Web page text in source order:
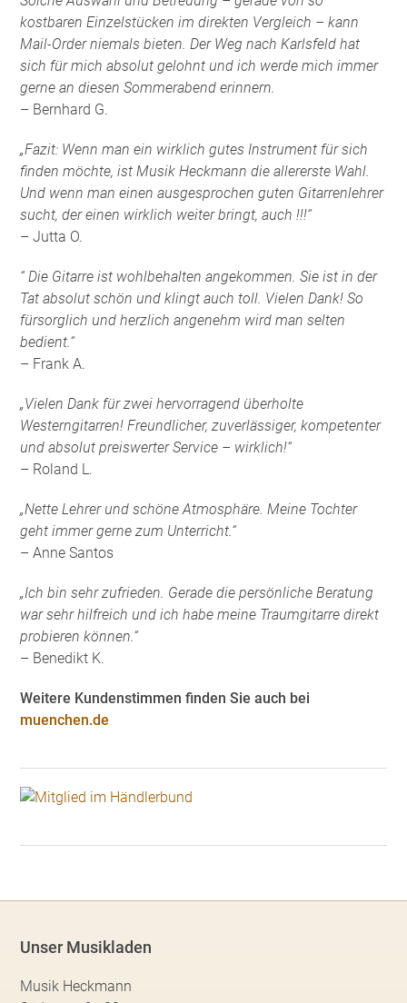
kostbaren Einzelstücken im direkten Vergleich – kann
Mail-Order niemals bieten. Der Weg nach Karlsfeld hat
sich für mich absolut gelohnt und ich werde mich immer
gerne an diesen Sommerabend erinnern.
– Bernhard G.
„Fazit: Wenn man ein wirklich gutes Instrument für sich
finden möchte, ist Musik Heckmann die allererste Wahl.
Und wenn man einen ausgesprochen guten Gitarrenlehrer
sucht, der einen wirklich weiter bringt, auch !!!“
– Jutta O.
“ Die Gitarre ist wohlbehalten angekommen. Sie ist in der
Tat absolut schön und klingt auch toll. Vielen Dank! So
fürsorglich und herzlich angenehm wird man selten
bedient.“
– Frank A.
„Vielen Dank für zwei hervorragend überholte
Westerngitarren! Freundlicher, zuverlässiger, kompetenter
und absolut preiswerter Service – wirklich!“
– Roland L.
„Nette Lehrer und schöne Atmosphäre. Meine Tochter
geht immer gerne zum Unterricht.“
– Anne Santos
„Ich bin sehr zufrieden. Gerade die persönliche Beratung
war sehr hilfreich und ich habe meine Traumgitarre direkt
probieren können.“
– Benedikt K.
Weitere Kundenstimmen finden Sie auch bei
muenchen.de
Unser Musikladen
Musik Heckmann